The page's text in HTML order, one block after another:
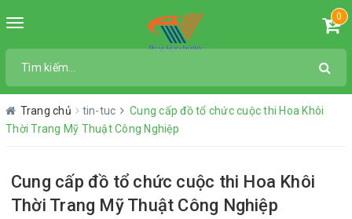
Toggle
0
Trang chủ tin-tuc
Cung cấp đồ tổ chức cuộc thi Hoa Khôi
Thời Trang Mỹ Thuật Công Nghiệp
Cung cấp đồ tổ chức cuộc thi Hoa Khôi
Thời Trang Mỹ Thuật Công Nghiệp